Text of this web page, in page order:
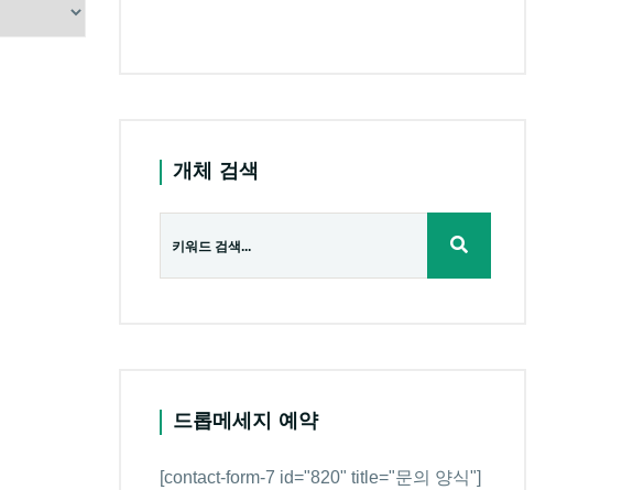
개체 검색
드롭메세지 예약
[contact-form-7 id="820" title="문의 양식"]